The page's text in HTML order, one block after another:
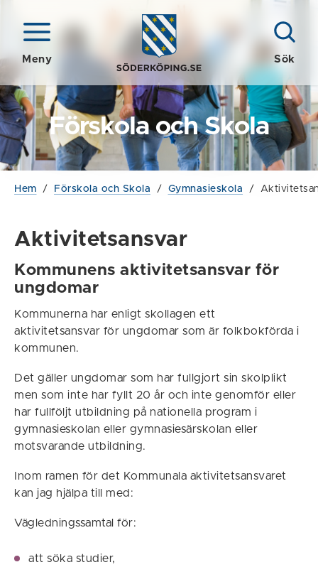
Meny Sök
Förskola och Skola
Hem / Förskola och Skola / Gymnasieskola /
Aktivitetsansvar
Kommunens aktivitetsansvar för
ungdomar
Kommunerna har enligt skollagen ett
aktivitetsansvar för ungdomar som är folkbokförda i
kommunen.
Det gäller ungdomar som har fullgjort sin skolplikt
men som inte har fyllt 20 år och inte genomför eller
har fullföljt utbildning på nationella program i
gymnasieskolan eller gymnasiesärskolan eller
motsvarande utbildning.
Inom ramen för det Kommunala aktivitetsansvaret
kan jag hjälpa till med:
Vägledningssamtal för:
att söka studier,